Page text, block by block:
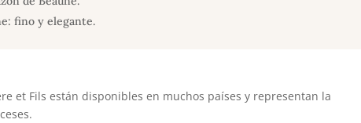
fino y elegante.
et Fils están disponibles en muchos países y representan la